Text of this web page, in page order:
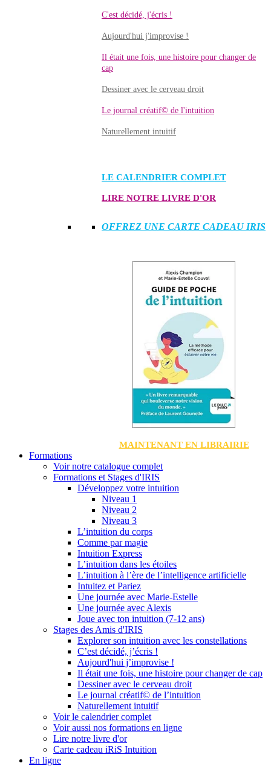
C'est décidé, j'écris !
Aujourd'hui j'improvise !
Il était une fois, une histoire pour changer de
cap
Dessiner avec le cerveau droit
Le journal créatif© de l'intuition
Naturellement intuitif
LE CALENDRIER COMPLET
LIRE NOTRE LIVRE D'OR
OFFREZ UNE CARTE CADEAU IRIS
MAINTENANT EN LIBRAIRIE
Formations
Voir notre catalogue complet
Formations et Stages d'IRIS
Développez votre intuition
Niveau 1
Niveau 2
Niveau 3
L’intuition du corps
Comme par magie
Intuition Express
L’intuition dans les étoiles
L’intuition à l’ère de l’intelligence artificielle
Intuitez et Pariez
Une journée avec Marie-Estelle
Une journée avec Alexis
Joue avec ton intuition (7-12 ans)
Stages des Amis d'IRIS
Explorer son intuition avec les constellations
C’est décidé, j’écris !
Aujourd'hui j’improvise !
Il était une fois, une histoire pour changer de cap
Dessiner avec le cerveau droit
Le journal créatif© de l’intuition
Naturellement intuitif
Voir le calendrier complet
Voir aussi nos formations en ligne
Lire notre livre d'or
Carte cadeau iRiS Intuition
En ligne